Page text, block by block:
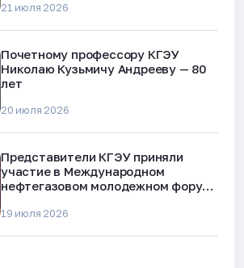
мошенничества»
21 июля 2026
Почетному профессору КГЭУ
Николаю Кузьмичу Андрееву — 80
лет
20 июля 2026
Представители КГЭУ приняли
участие в Международном
нефтегазовом молодежном форуме
19 июля 2026